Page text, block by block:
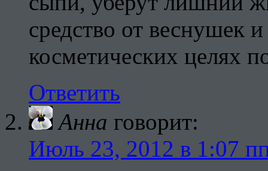
средство от веснушек
косметических целях
Ответить
Анна говорит:
Июль 23, 2012 в 1:07